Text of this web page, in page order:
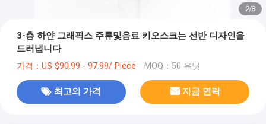
2/8
3-층 하얀 그래픽스 주류및음료 키오스크는 선반 디자인을
드러냅니다
가격：US $90.99 - 97.99/ Piece MOQ：50 유닛
최고의 가격 지금 연락